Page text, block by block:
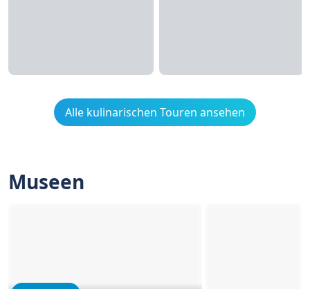
Alle kulinarischen Touren ansehen
Museen